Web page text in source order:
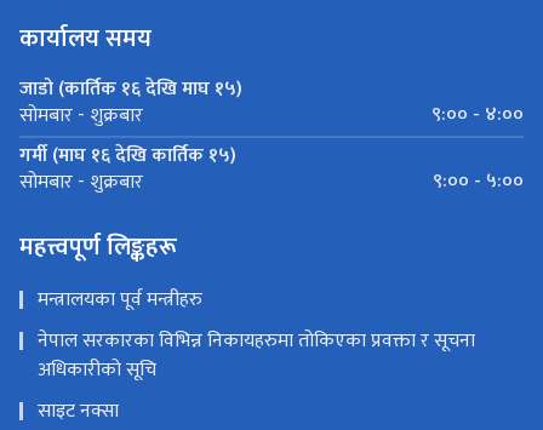
कार्यालय समय
जाडो (कार्तिक १६ देखि माघ १५)
सोमबार - शुक्रबार
९:०० - ४:००
गर्मी (माघ १६ देखि कार्तिक १५)
सोमबार - शुक्रबार ९:०० - ५:००
महत्त्वपूर्ण लिङ्कहरू
मन्त्रालयका पूर्व मन्त्रीहरु
नेपाल सरकारका विभिन्न निकायहरुमा तोकिएका प्रवक्ता र सूचना
अधिकारीको सूचि
साइट नक्सा